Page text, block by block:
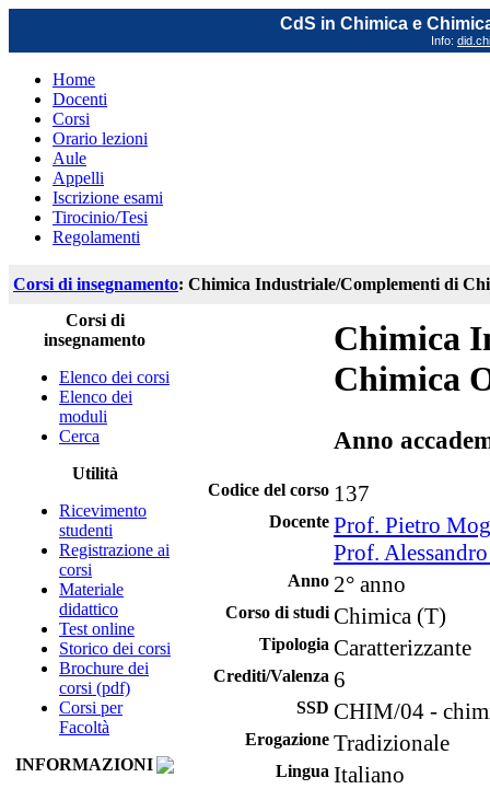
CdS in Chimica e
Info:
Home
Docenti
Corsi
Orario lezioni
Aule
Appelli
Iscrizione esami
Tirocinio/Tesi
Regolamenti
Corsi di insegnamento: Chimica Industriale/Complementi di
Corsi di
insegnamento
Elenco dei corsi
Elenco dei
moduli
Cerca
Utilità
Ricevimento
studenti
Registrazione ai
corsi
Materiale
didattico
Test online
Storico dei corsi
Brochure dei
corsi (pdf)
Corsi per
Facoltà
INFORMAZIONI
Chimica
Chimica
Anno
Codice del corso 137
Docente Prof. Pietro
Prof.
Anno 2° anno
Corso di studi Chimica (T)
Tipologia Caratterizzante
Crediti/Valenza 6
SSD CHIM/04 -
Erogazione Tradizionale
Lingua Italiano